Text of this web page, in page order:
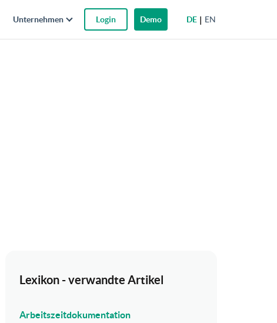
DE EN
Unternehmen Login Demo
Lexikon - verwandte Artikel
Arbeitszeitdokumentation